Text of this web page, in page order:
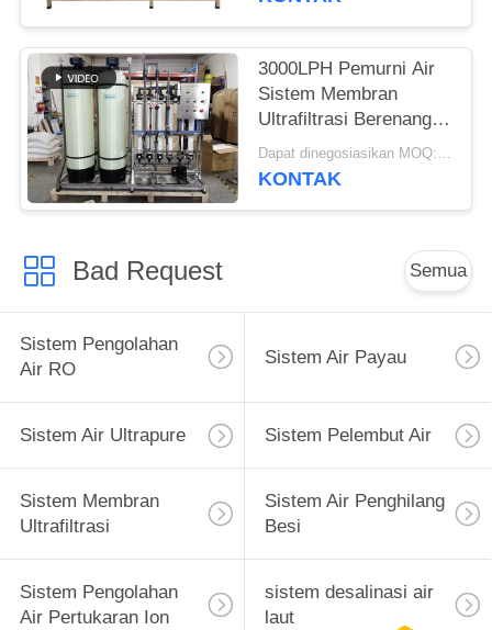
3000LPH Pemurni Air
Sistem Membran
Ultrafiltrasi Berenang
Uf Filter Pool Air
Limbah Penggunaan
Dapat dinegosiasikan MOQ:>= 1 set
KONTAK
Bad Request Semua
Sistem Pengolahan
Air RO
Sistem Air Payau
Sistem Air Ultrapure Sistem Pelembut Air
Sistem Membran
Ultrafiltrasi
Sistem Air Penghilang
Besi
Sistem Pengolahan
Air Pertukaran Ion
sistem desalinasi air
laut